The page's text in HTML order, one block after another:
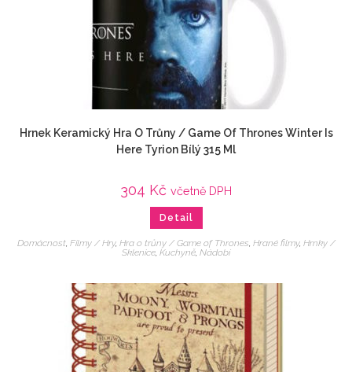
Hrnek Keramický Hra O Trůny / Game Of Thrones Winter Is
Here Tyrion Bílý 315 Ml
304 Kč včetně DPH
Detail
Domácnost, Filmy / Hry, Hra o trůny / Game of Thrones, Hrané filmy, Hrnky /
Sklenice, Kuchyně, Nádobí